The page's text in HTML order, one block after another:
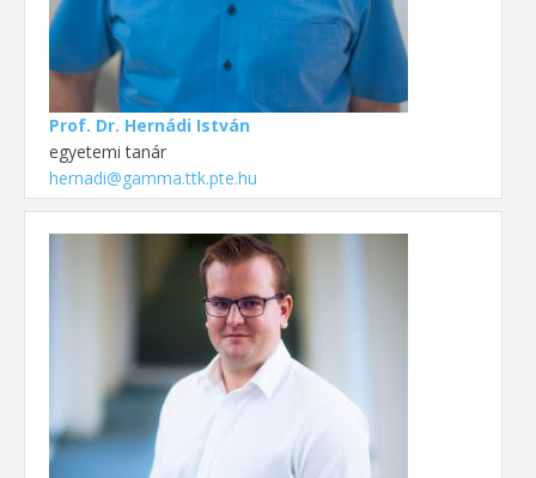
Prof. Dr. Hernádi István
egyetemi tanár
hernadi@gamma.ttk.pte.hu